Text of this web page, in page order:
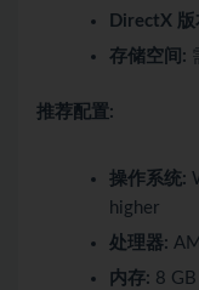
DirectX 版
存储空间:
推荐配置:
操作系统:
higher
处理器:
内存: 8 GB